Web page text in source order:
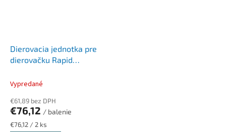
Dierovacia jednotka pre
dierovačku Rapid
Vypredané
€61,89 bez DPH
€76,12 / balenie
Jednotková
€76,12 / 2 ks